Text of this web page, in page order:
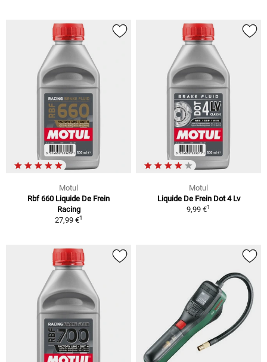
Motul
Rbf 660 Liquide De Frein
Racing
27,99 €1
Motul
Liquide De Frein Dot 4 Lv
9,99 €1